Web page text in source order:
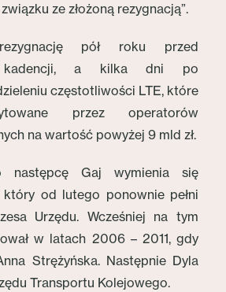
ze złożoną rezygnacją”.
pół roku przed
kadencji, a kilka dni po
częstotliwości LTE, które
przez operatorów
na wartość powyżej 9 mld zł.
następcę Gaj wymienia się
który od lutego ponownie pełni
Urzędu. Wcześniej na tym
w latach 2006 – 2011, gdy
Strężyńska. Następnie Dyla
Transportu Kolejowego.